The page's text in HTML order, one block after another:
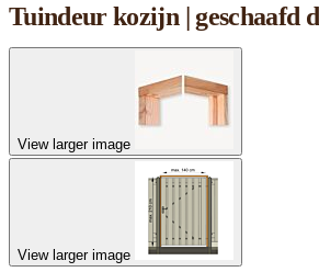
Tuindeur kozijn | geschaafd
View larger image
View larger image